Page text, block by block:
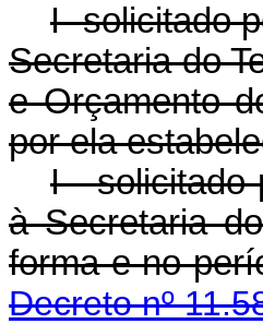
I -solicitado
Secretaria do
e Orçamento
por ela
I - solicitado
à Secretaria
forma e no
Decreto nº